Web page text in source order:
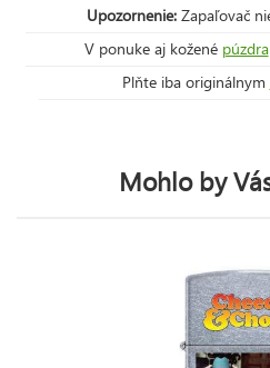
Upozornenie: Zapaľovač
V ponuke aj kožené púzdra
Plňte iba originálnym
Mohlo by